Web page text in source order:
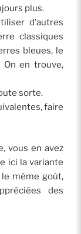
plus.
d’autres
classiques
bleues, le
On en trouve,
sorte.
faire
vous en avez
ici la variante
même goût,
des